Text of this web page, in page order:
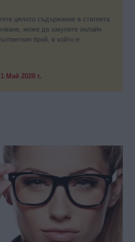
цялото съдържание в статията
може да закупите онлайн
брой, в който е
1 Май 2028 г.